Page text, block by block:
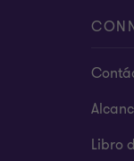
Libro